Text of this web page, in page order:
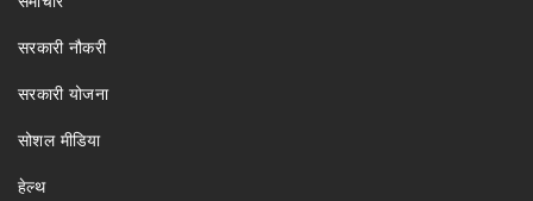
सरकारी नौकरी
सरकारी योजना
सोशल मीडिया
हेल्थ